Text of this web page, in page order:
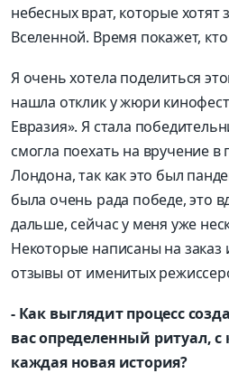
небесных врат, которые хотят
Вселенной. Время покажет,
Я очень хотела поделиться
нашла отклик у жюри
Евразия». Я стала
смогла поехать на вручение в
Лондона, так как это был
была очень рада победе, это
дальше, сейчас у меня уже
Некоторые написаны на
отзывы от именитых
- Как выглядит процесс
вас определенный ритуал, с
каждая новая история?